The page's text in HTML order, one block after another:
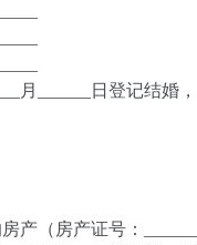
月______日登记结
产（房产证号：